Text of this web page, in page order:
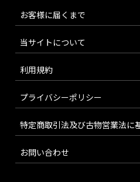
お客様に届くまで
当サイトについて
利用規約
プライバシーポリシー
特定商取引法及び古物営業法に
お問い合わせ